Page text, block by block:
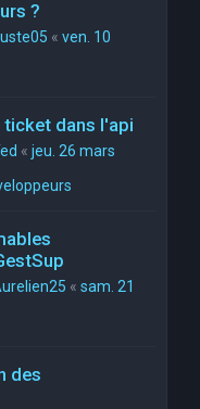
?
« ven. 10
dans l'api
« jeu. 26 mars
« sam. 21
des